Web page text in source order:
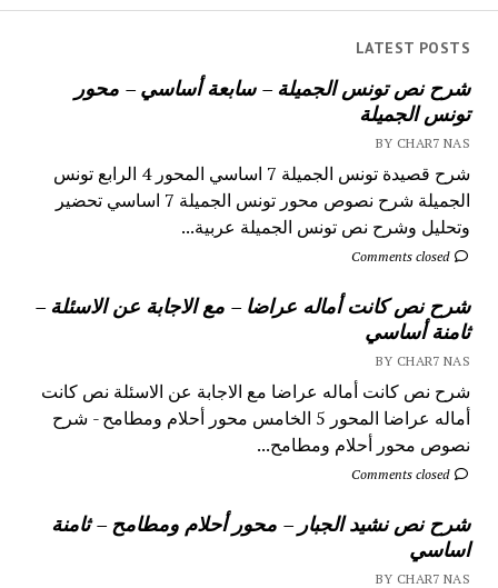
LATEST POSTS
شرح نص تونس الجميلة – سابعة أساسي – محور
تونس الجميلة
BY CHAR7 NAS
شرح قصيدة تونس الجميلة 7 اساسي المحور 4 الرابع تونس
الجميلة شرح نصوص محور تونس الجميلة 7 اساسي تحضير
وتحليل وشرح نص تونس الجميلة عربية...
Comments closed
شرح نص كانت أماله عراضا – مع الاجابة عن الاسئلة –
ثامنة أساسي
BY CHAR7 NAS
شرح نص كانت أماله عراضا مع الاجابة عن الاسئلة نص كانت
أماله عراضا المحور 5 الخامس محور أحلام ومطامح - شرح
نصوص محور أحلام ومطامح...
Comments closed
شرح نص نشيد الجبار – محور أحلام ومطامح – ثامنة
اساسي
BY CHAR7 NAS